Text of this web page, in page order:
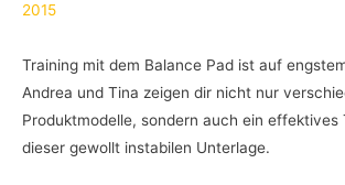
2015
Training mit dem Balance Pad ist auf
Andrea und Tina zeigen dir nicht nur
Produktmodelle, sondern auch ein effektives
dieser gewollt instabilen Unterlage.